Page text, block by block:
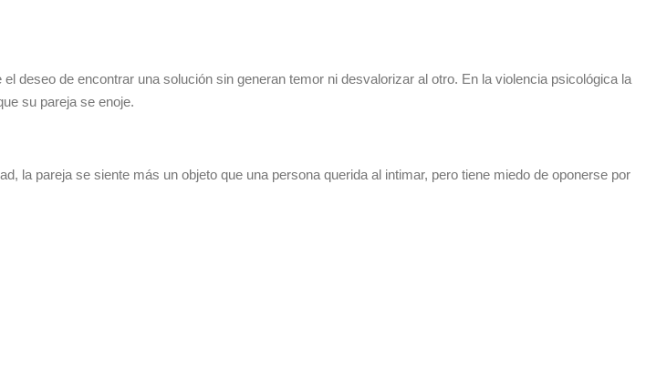
deseo de encontrar una solución sin generan temor ni desvalorizar al otro. En la violencia psicológica la
su pareja se enoje.
la pareja se siente más un objeto que una persona querida al intimar, pero tiene miedo de oponerse por